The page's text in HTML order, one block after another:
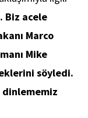
Biz acele
Marco
Mike
söyledi.
dinlememiz